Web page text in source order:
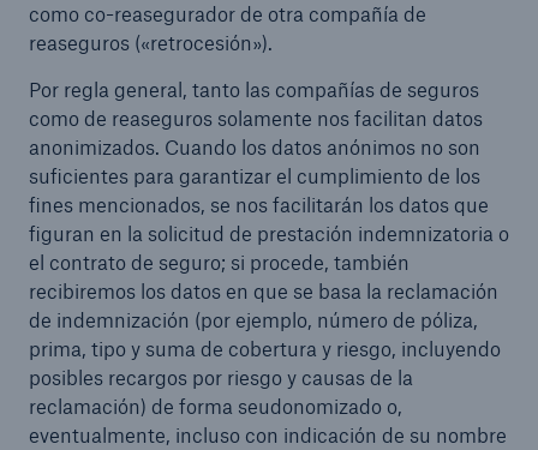
como co-reasegurador de otra compañía de
reaseguros («retrocesión»).
Por regla general, tanto las compañías de seguros
como de reaseguros solamente nos facilitan datos
anonimizados. Cuando los datos anónimos no son
suficientes para garantizar el cumplimiento de los
fines mencionados, se nos facilitarán los datos que
figuran en la solicitud de prestación indemnizatoria o
el contrato de seguro; si procede, también
recibiremos los datos en que se basa la reclamación
de indemnización (por ejemplo, número de póliza,
prima, tipo y suma de cobertura y riesgo, incluyendo
posibles recargos por riesgo y causas de la
reclamación) de forma seudonomizado o,
eventualmente, incluso con indicación de su nombre